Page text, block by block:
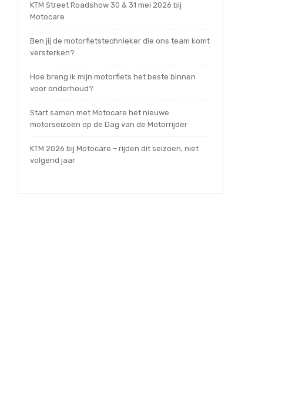
KTM Street Roadshow 30 & 31 mei 2026 bij
Motocare
Ben jij de motorfietstechnieker die ons team komt
versterken?
Hoe breng ik mijn motorfiets het beste binnen
voor onderhoud?
Start samen met Motocare het nieuwe
motorseizoen op de Dag van de Motorrijder
KTM 2026 bij Motocare – rijden dit seizoen, niet
volgend jaar